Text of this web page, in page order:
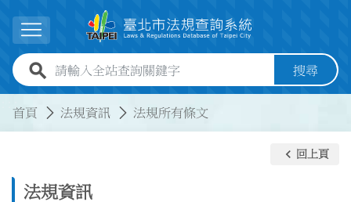
展開選單
全站查詢關鍵字欄位 搜尋
首頁 法規資訊 法規所有條文
法規資訊
keyboard_arrow_left 回上頁